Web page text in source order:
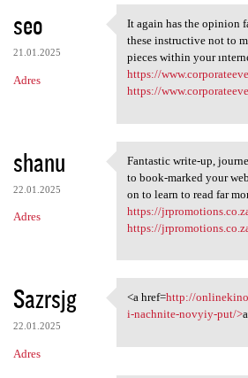
K
o
m
e
a
r
z
seo
21.01.2025
Adres
It again has the
It again has the opinion
these instructive not to
pieces within your
https://
https://
shanu
22.01.2025
Adres
Fantastic write-up,
Fantastic write-up,
to book-marked your
on to learn to read far
https://
https://
Sazrsjg
22.01.2025
Adres
<a href=http://
<a href=http://
i-nachnite-novyiy-put/>